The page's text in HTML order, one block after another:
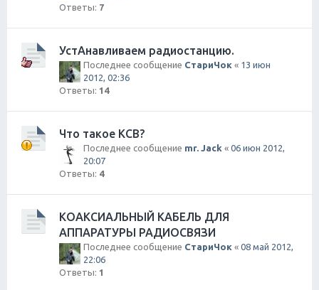
Ответы: 7
УстАнавливаем радиостанцию.
Последнее сообщение СтариЧок « 13 июн
2012, 02:36
Ответы: 14
Что такое КСВ?
Последнее сообщение mr. Jack « 06 июн 2012,
20:07
Ответы: 4
КОАКСИАЛЬНЫЙ КАБЕЛЬ ДЛЯ
АППАРАТУРЫ РАДИОСВЯЗИ
Последнее сообщение СтариЧок « 08 май 2012,
22:06
Ответы: 1